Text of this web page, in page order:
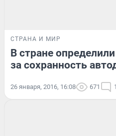
СТРАНА И МИР
В стране
за сохранность
26 января, 2016, 16:08 671 1